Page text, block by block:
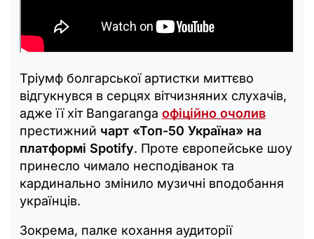
Тріумф болгарської артистки миттєво
відгукнувся в серцях вітчизняних слухачів,
адже її хіт Bangaranga офіційно очолив
престижний чарт «Топ-50 Україна» на
платформі Spotify. Проте європейське шоу
принесло чимало несподіванок та
кардинально змінило музичні вподобання
українців.
Зокрема, палке кохання аудиторії